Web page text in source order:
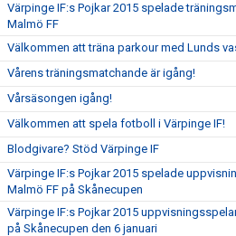
Värpinge IF:s Pojkar 2015 spelade
Malmö FF
Välkommen att träna parkour med Lunds
Vårens träningsmatchande är igång!
Vårsäsongen igång!
Välkommen att spela fotboll i Värpinge IF!
Blodgivare? Stöd Värpinge IF
Värpinge IF:s Pojkar 2015 spelade
Malmö FF på Skånecupen
Värpinge IF:s Pojkar 2015
på Skånecupen den 6 januari